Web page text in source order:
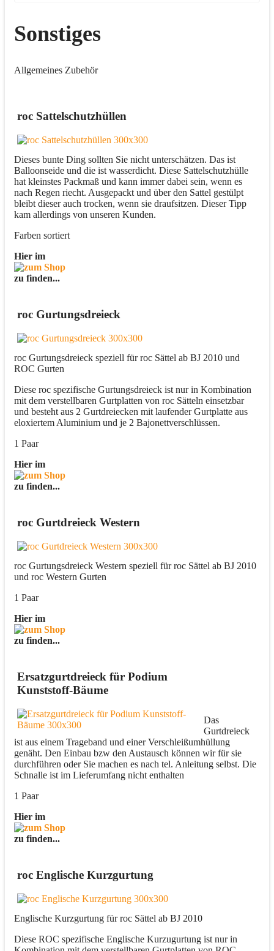
Sonstiges
Allgemeines Zubehör
roc Sattelschutzhüllen
Dieses bunte Ding sollten Sie nicht unterschätzen. Das ist
Balloonseide und die ist wasserdicht. Diese Sattelschutzhülle
hat kleinstes Packmaß und kann immer dabei sein, wenn es
nach Regen riecht. Ausgepackt und über den Sattel gestülpt
bleibt dieser auch trocken, wenn sie draufsitzen. Dieser Tipp
kam allerdings von unseren Kunden.
Farben sortiert
Hier im
zu finden...
roc Gurtungsdreieck
roc Gurtungsdreieck speziell für roc Sättel ab BJ 2010 und
ROC Gurten
Diese roc spezifische Gurtungsdreieck ist nur in Kombination
mit dem verstellbaren Gurtplatten von roc Sätteln einsetzbar
und besteht aus 2 Gurtdreiecken mit laufender Gurtplatte aus
eloxiertem Aluminium und je 2 Bajonettverschlüssen.
1 Paar
Hier im
zu finden...
roc Gurtdreieck Western
roc Gurtungsdreieck Western speziell für roc Sättel ab BJ 2010
und roc Western Gurten
1 Paar
Hier im
zu finden...
Ersatzgurtdreieck für Podium
Kunststoff-Bäume
Das
Gurtdreieck
ist aus einem Trageband und einer Verschleißumhüllung
genäht. Den Einbau bzw den Austausch können wir für sie
durchführen oder Sie machen es nach tel. Anleitung selbst. Die
Schnalle ist im Lieferumfang nicht enthalten
1 Paar
Hier im
zu finden...
roc Englische Kurzgurtung
Englische Kurzgurtung für roc Sättel ab BJ 2010
Diese ROC spezifische Englische Kurzugurtung ist nur in